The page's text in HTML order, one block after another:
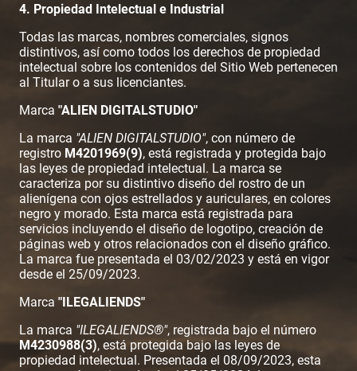
4. Propiedad Intelectual e Industrial
Todas las marcas, nombres comerciales, signos
distintivos, así como todos los derechos de propiedad
intelectual sobre los contenidos del Sitio Web pertenecen
al Titular o a sus licenciantes.
Marca "ALIEN DIGITALSTUDIO"
La marca "ALIEN DIGITALSTUDIO", con número de
registro M4201969(9), está registrada y protegida bajo
las leyes de propiedad intelectual. La marca se
caracteriza por su distintivo diseño del rostro de un
alienígena con ojos estrellados y auriculares, en colores
negro y morado. Esta marca está registrada para
servicios incluyendo el diseño de logotipo, creación de
páginas web y otros relacionados con el diseño gráfico.
La marca fue presentada el 03/02/2023 y está en vigor
desde el 25/09/2023.
Marca "ILEGALIENDS"
La marca "ILEGALIENDS®", registrada bajo el número
M4230988(3), está protegida bajo las leyes de
propiedad intelectual. Presentada el 08/09/2023, esta